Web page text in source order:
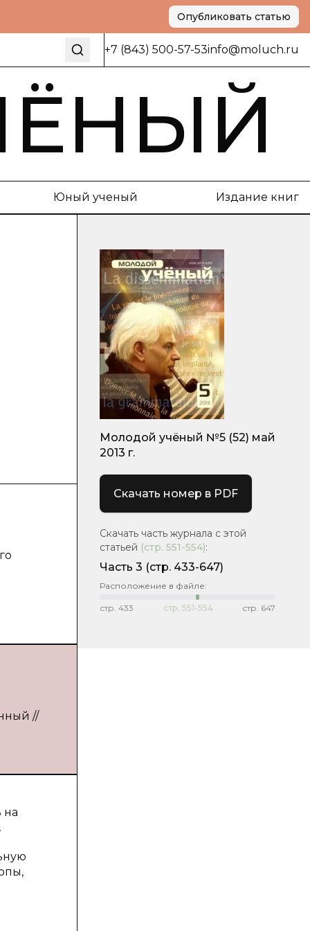
Опубликовать статью
+7 (843) 500-57-53info@moluch.ru
Юный ученый Издание книг
//
на
Молодой учёный №5 (52) май
2013 г.
Скачать номер в PDF
Скачать часть журнала с этой
статьей (стр. 551-554):
Часть 3 (стр. 433-647)
Расположение в файле:
стр. 433 стр. 551-554 стр. 647